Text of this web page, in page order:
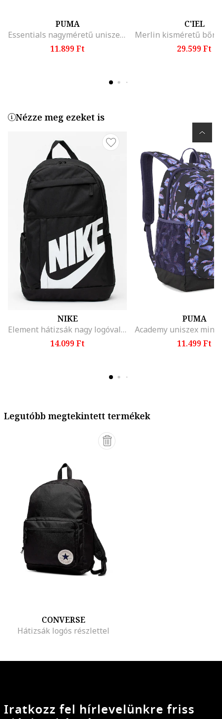
PUMA
Essentials nagyméretű uniszex hátizsák zsebbel elöl - 24 l, Fekete
11.899 Ft
C'IEL
29.599 Ft
Nézze meg ezeket is
NIKE
Element hátizsák nagy logóval - 21 l, Fehér/Fekete
14.099 Ft
PUMA
11.499 Ft
Legutóbb megtekintett termékek
CONVERSE
Hátizsák logós részlettel
Iratkozz fel hírlevelünkre friss